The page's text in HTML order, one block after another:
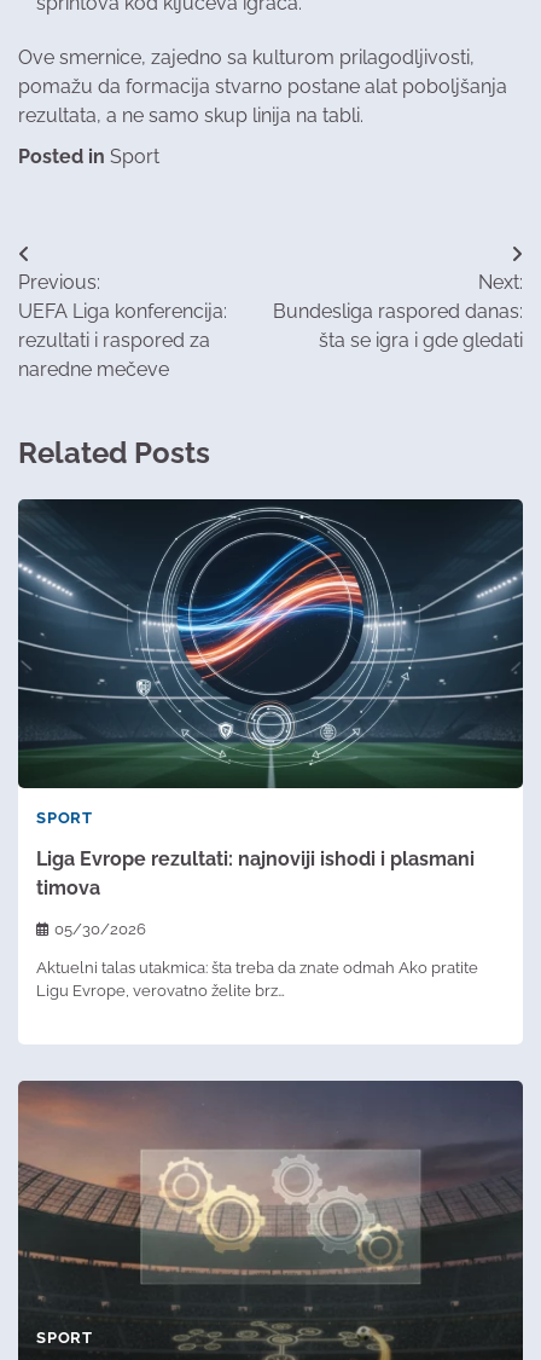
Ove smernice, zajedno sa kulturom prilagodljivosti,
pomažu da formacija stvarno postane alat poboljšanja
rezultata, a ne samo skup linija na tabli.
Posted in Sport
Post
navigation
Previous:
UEFA Liga konferencija:
rezultati i raspored za
naredne mečeve
Next:
Bundesliga raspored danas:
šta se igra i gde gledati
Related Posts
SPORT
Liga Evrope rezultati: najnoviji ishodi i plasmani
timova
05/30/2026
Aktuelni talas utakmica: šta treba da znate odmah Ako pratite
Ligu Evrope, verovatno želite brz…
SPORT